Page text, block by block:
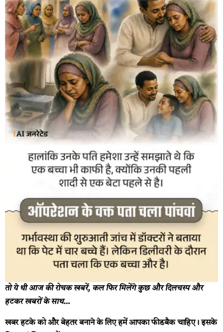
तो ये थी आज की रोचक खबरें, कल फिर मिलेंगे कुछ और दिलचस्प और
हटकर खबरों के साथ…
खबर हटके को और बेहतर बनाने के लिए हमें आपका फीडबैक चाहिए। इसके